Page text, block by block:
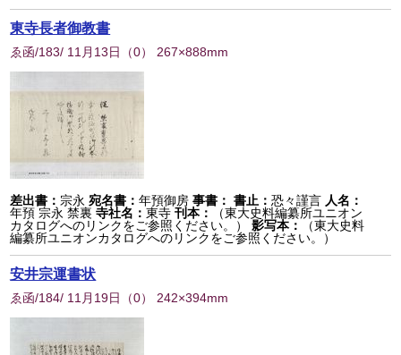
東寺長者御教書
ゑ函/183/ 11月13日 （0） 267×888mm
差出書： 宗永 宛名書：年預御房 事書： 書止：恐々謹言 人名：
年預 宗永 禁裏 寺社名：東寺 刊本：
（東大史料編纂所ユニオン
カタログへのリンクをご参照ください。）
影写本：
（東大史料
編纂所ユニオンカタログへのリンクをご参照ください。）
安井宗運書状
ゑ函/184/ 11月19日 （0） 242×394mm